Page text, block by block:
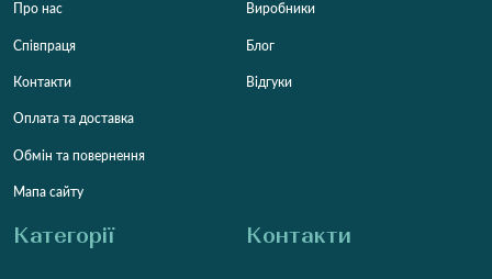
Про нас
Співпраця
Контакти
Оплата та доставка
Обмін та повернення
Мапа сайту
Виробники
Блог
Відгуки
Категорії Контакти